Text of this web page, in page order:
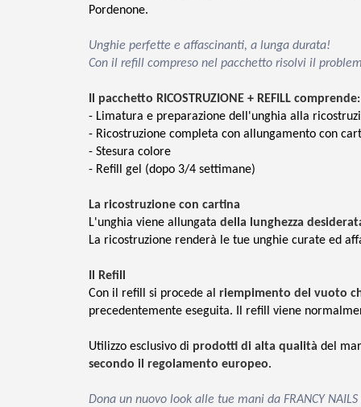
Pordenone.
Unghie perfette e affascinanti, a lunga durata!
Con il refill compreso nel pacchetto risolvi il
Il pacchetto RICOSTRUZIONE + REFILL comprende:
- Limatura e preparazione dell'unghia alla
- Ricostruzione completa con allungamento con
- Stesura colore
- Refill gel (dopo 3/4 settimane)
La ricostruzione con cartina
L'unghia viene allungata della lunghezza
La ricostruzione renderà le tue unghie curate ed
Il Refill
Con il refill si procede al riempimento del vuoto
precedentemente eseguita. Il refill viene
Utilizzo esclusivo di prodotti di alta qualità del
secondo il regolamento europeo.
Dona un nuovo look alle tue mani da FRANCY